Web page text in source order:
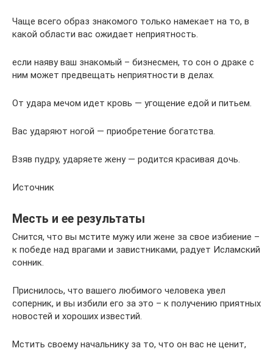
Чаще всего образ знакомого только намекает на то, в
какой области вас ожидает неприятность.
если наяву ваш знакомый – бизнесмен, то сон о драке с
ним может предвещать неприятности в делах.
От удара мечом идет кровь — угощение едой и питьем.
Вас ударяют ногой — приобретение богатства.
Взяв пудру, ударяете жену — родится красивая дочь.
Источник
Месть и ее результаты
Снится, что вы мстите мужу или жене за свое избиение –
к победе над врагами и завистниками, радует Исламский
сонник.
Приснилось, что вашего любимого человека увел
соперник, и вы избили его за это – к получению приятных
новостей и хороших известий.
Мстить своему начальнику за то, что он вас не ценит,